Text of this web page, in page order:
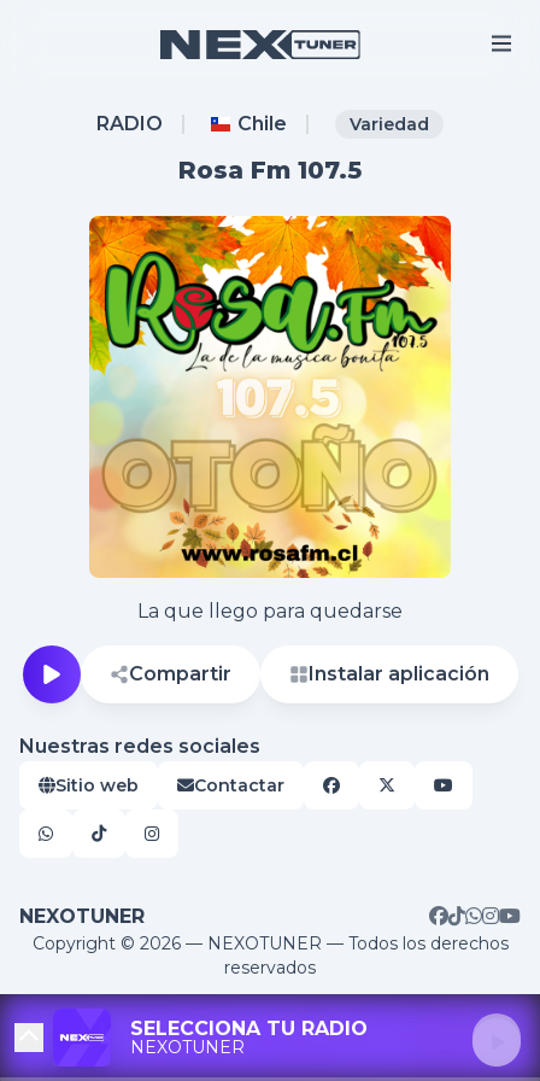
RADIO Chile Variedad
Rosa Fm 107.5
La que llego para quedarse
Compartir Instalar aplicación
Nuestras redes sociales
Sitio web Contactar
RADIOS DESTACADAS
NEXOTUNER
Copyright © 2026 — NEXOTUNER — Todos los derechos
reservados
SELECCIONA TU RADIO
NEXOTUNER